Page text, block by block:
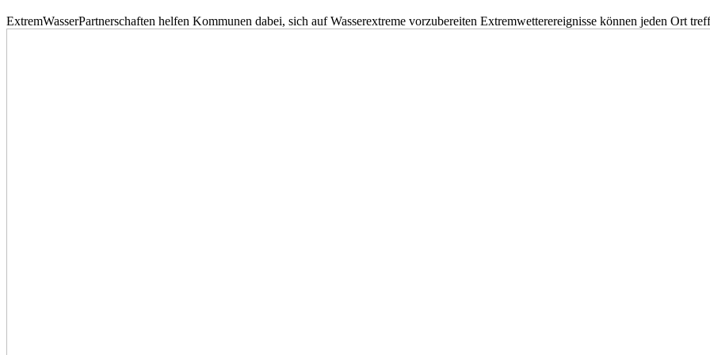
ExtremWasserPartnerschaften helfen Kommunen dabei, sich auf Wasserextreme vorzubereiten Extremwetterereignisse können jeden Ort